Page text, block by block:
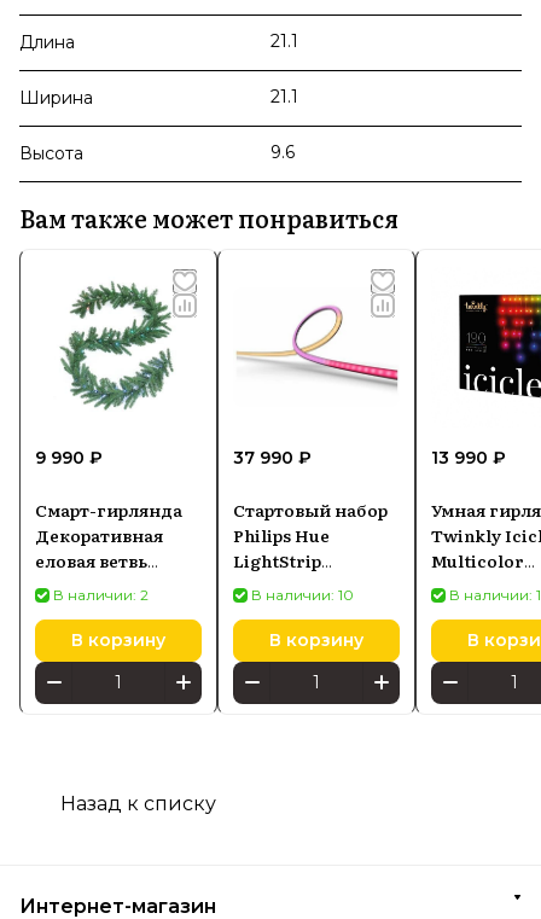
Длина 21.1
Ширина 21.1
Высота 9.6
Вам также может понравиться
9 990 ₽
Смарт-гирлянда
Декоративная
еловая ветвь
Twinkly Pre-lit
Regal Garland 50
LED RGB, 2,7 м
В наличии: 2
В корзину
37 990 ₽
Стартовый набор
Philips Hue
LightStrip
Gradient for PC
для мониторов 32-
34 (929003498602)
В наличии: 10
В корзину
13 990 ₽
Умная
Twinkly
Multicolor
ламп 5 м
В наличии:
В
Назад к списку
Интернет-магазин